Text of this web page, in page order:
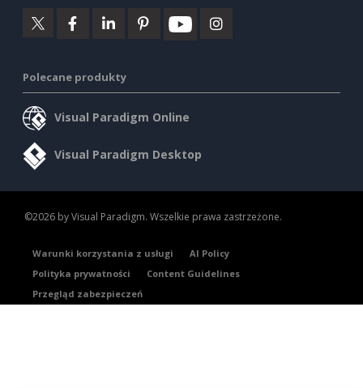
Polecane produkty
Visual Paradigm Online
Visual Paradigm Desktop
©2026 by Visual Paradigm. Wszelkie prawa zastrzeżone.
Warunki korzystania z usługi
AI Policy
Polityka prywatności
Content Guidelines
Przegląd zabezpieczeń